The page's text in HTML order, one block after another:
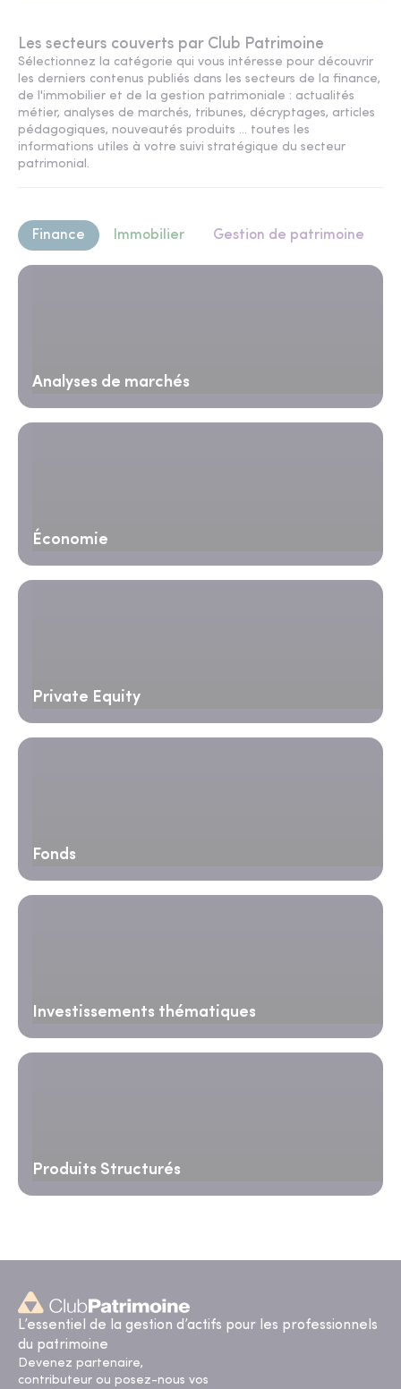
Les secteurs couverts par Club Patrimoine
Sélectionnez la catégorie qui vous intéresse pour découvrir
les derniers contenus publiés dans les secteurs de la finance,
de l'immobilier et de la gestion patrimoniale : actualités
métier, analyses de marchés, tribunes, décryptages, articles
pédagogiques, nouveautés produits ... toutes les
informations utiles à votre suivi stratégique du secteur
patrimonial.
Finance Immobilier Gestion de patrimoine
Analyses de marchés
Économie
Private Equity
Fonds
Investissements thématiques
Produits Structurés
L’essentiel de la gestion d’actifs pour les professionnels
du patrimoine
Devenez partenaire,
contributeur ou posez-nous vos